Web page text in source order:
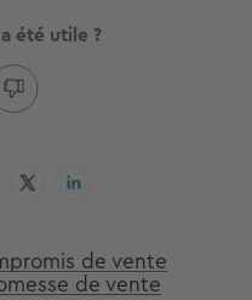
été utile ?
de vente
de vente